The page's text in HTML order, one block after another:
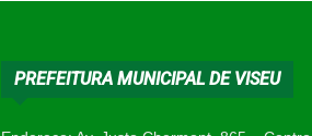
PREFEITURA MUNICIPAL DE VISEU